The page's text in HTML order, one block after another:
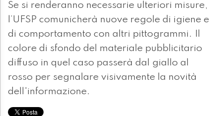
Se si renderanno necessarie ulteriori misure,
l’UFSP comunicherà nuove regole di igiene e
di comportamento con altri pittogrammi. Il
colore di sfondo del materiale pubblicitario
diffuso in quel caso passerà dal giallo al
rosso per segnalare visivamente la novità
dell'informazione.